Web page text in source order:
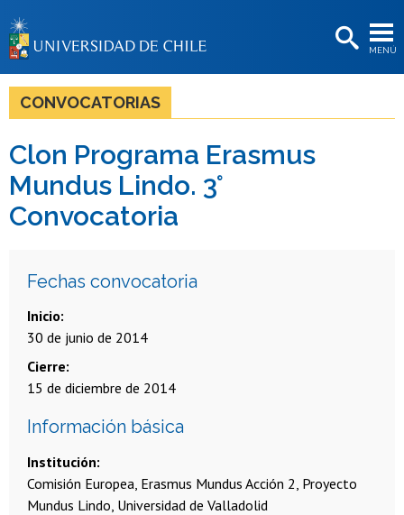
MENÚ
BIBLIOTECAS
LA UNIVERSIDAD
Estudiantes
Académicas/os
Egresadas/os
CONVOCATORIAS
Clon Programa Erasmus
Mundus Lindo. 3°
Convocatoria
Fechas convocatoria
Inicio
30 de junio de 2014
Cierre
15 de diciembre de 2014
Información básica
Institución
Comisión Europea, Erasmus Mundus Acción 2, Proyecto
Mundus Lindo, Universidad de Valladolid